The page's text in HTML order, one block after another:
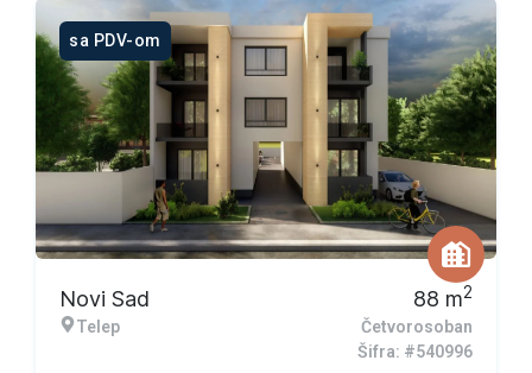
sa PDV-om
Novi Sad
Telep
88 m2
Četvorosoban
Šifra: #540996